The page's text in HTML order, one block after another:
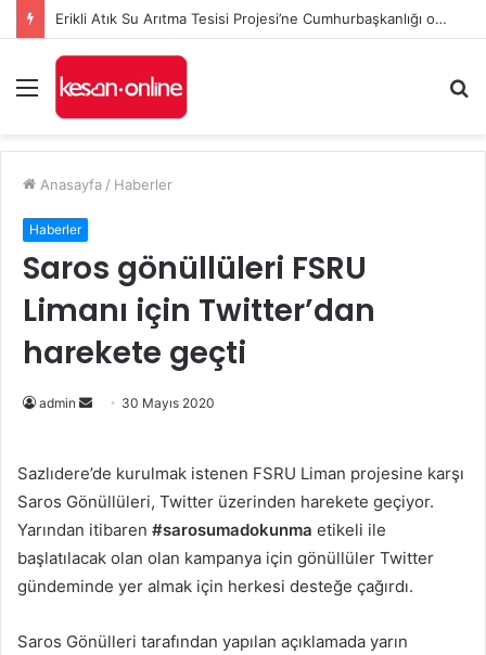
Erikli Atık Su Arıtma Tesisi Projesi’ne Cumhurbaşkanlığı onayı
Menü
...
Anasayfa / Haberler
Haberler
Saros gönüllüleri FSRU
Limanı için Twitter’dan
harekete geçti
admin
Bir
göndermek
30 Mayıs 2020
Sazlıdere’de kurulmak istenen FSRU Liman projesine karşı
Saros Gönüllüleri, Twitter üzerinden harekete geçiyor.
Yarından itibaren #sarosumadokunma etikeli ile
başlatılacak olan olan kampanya için gönüllüler Twitter
gündeminde yer almak için herkesi desteğe çağırdı.
Saros Gönülleri tarafından yapılan açıklamada yarın